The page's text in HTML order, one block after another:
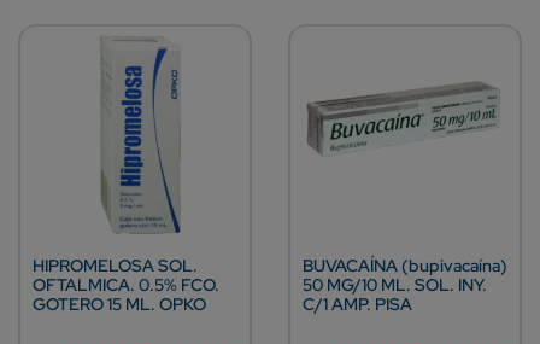
HIPROMELOSA SOL.
OFTALMICA. 0.5% FCO.
GOTERO 15 ML. OPKO
BUVACAÍNA (bupivacaína)
50 MG/10 ML. SOL. INY.
C/1 AMP. PISA